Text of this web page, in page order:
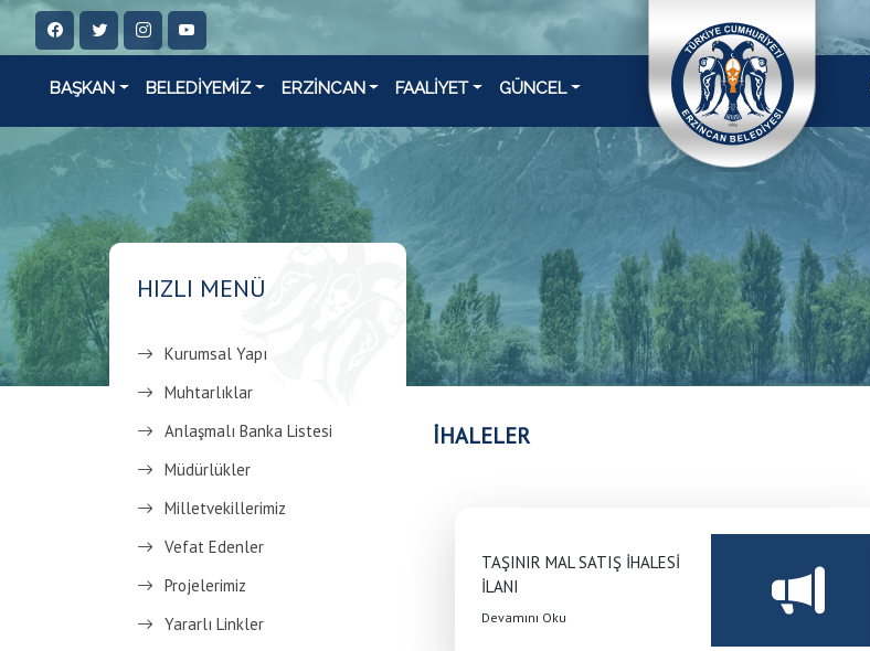
BAŞKAN BELEDİYEMİZ ERZİNCAN FAALİYET GÜNCEL
HIZLI MENÜ
Kurumsal Yapı
Muhtarlıklar
Anlaşmalı Banka Listesi
Müdürlükler
Milletvekillerimiz
Vefat Edenler
Projelerimiz
Yararlı Linkler
İHALELER
TAŞINIR MAL SATIŞ İHALESİ
İLANI
Devamını Oku